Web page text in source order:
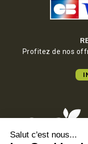
Profitez de nos